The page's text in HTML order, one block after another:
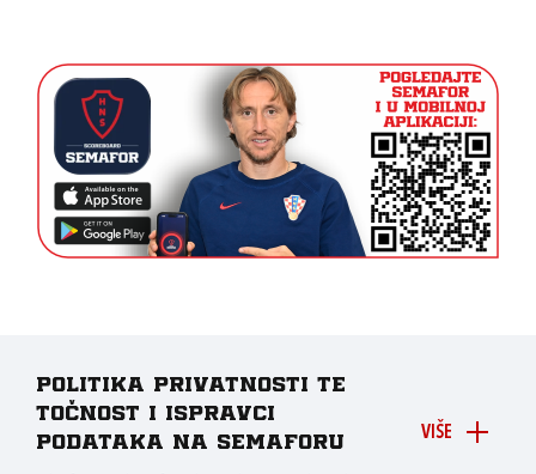
VIŠE
Politika privatnosti te
točnost i ispravci
podataka na Semaforu